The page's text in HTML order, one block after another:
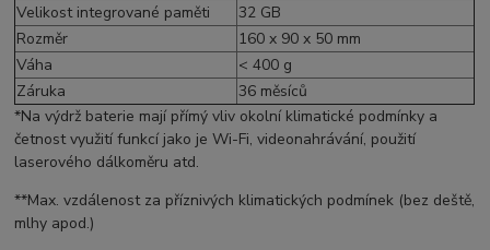
Velikost integrované paměti
32 GB
Rozměr
160 x 90 x 50 mm
Váha
< 400 g
Záruka
36 měsíců
*Na výdrž baterie mají přímý vliv okolní klimatické podmínky a
četnost využití funkcí jako je Wi-Fi, videonahrávání, použití
laserového dálkoměru atd.
**Max. vzdálenost za příznivých klimatických podmínek (bez deště,
mlhy apod.)